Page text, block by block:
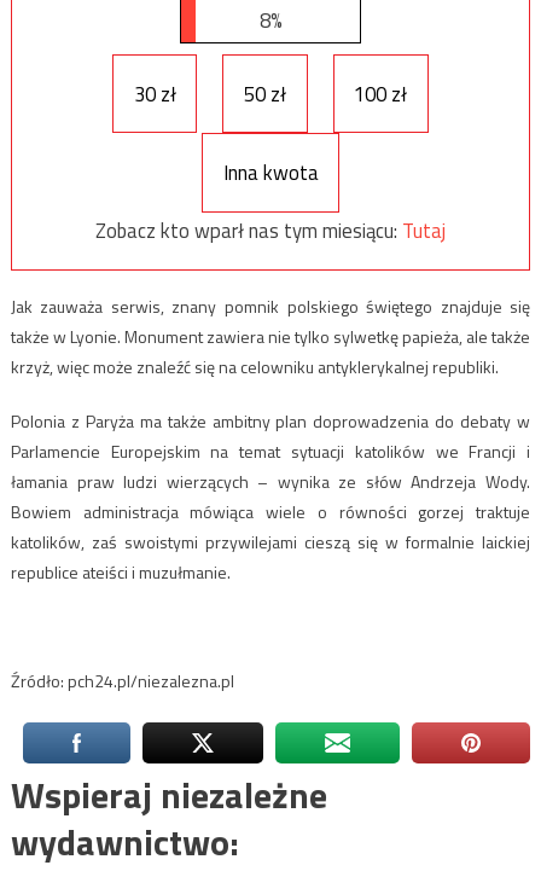
8%
30 zł 50 zł 100 zł
Inna kwota
Zobacz kto wparł nas tym miesiącu: Tutaj
Jak zauważa serwis, znany pomnik polskiego świętego znajduje się
także w Lyonie. Monument zawiera nie tylko sylwetkę papieża, ale także
krzyż, więc może znaleźć się na celowniku antyklerykalnej republiki.
Polonia z Paryża ma także ambitny plan doprowadzenia do debaty w
Parlamencie Europejskim na temat sytuacji katolików we Francji i
łamania praw ludzi wierzących – wynika ze słów Andrzeja Wody.
Bowiem administracja mówiąca wiele o równości gorzej traktuje
katolików, zaś swoistymi przywilejami cieszą się w formalnie laickiej
republice ateiści i muzułmanie.
Źródło: pch24.pl/niezalezna.pl
Wspieraj niezależne
wydawnictwo: